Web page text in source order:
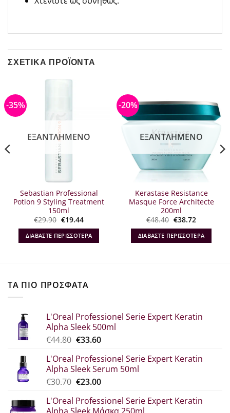
ΣΧΕΤΙΚΆ ΠΡΟΪΌΝΤΑ
-35%
ΕΞΑΝΤΛΗΜΈΝΟ
Sebastian Professional
Potion 9 Styling Treatment
150ml
€29.90 Original
price
was:
€29.90.
€19.44Η
τρέχουσα
τιμή
είναι:
€19.44.
ΔΙΑΒΆΣΤΕ ΠΕΡΙΣΣΌΤΕΡΑ
-20%
ΕΞΑΝΤΛΗΜΈΝΟ
Kerastase Resistance
Masque Force Architecte
200ml
€48.40 Original
price
was:
€48.40.
€38.72Η
τρέχουσα
τιμή
είναι:
€38.72.
ΔΙΑΒΆΣΤΕ ΠΕΡΙΣΣΌΤΕΡΑ
ΤΑ ΠΙΟ ΠΡΟΣΦΑΤΑ
L'Oreal Professionel Serie Expert Keratin
Alpha Sleek 500ml
€44.80 Original
was:
€44.80.
€33.60Η
τιμή
είναι:
€33.60.
L'Oreal Professionel Serie Expert Keratin
Alpha Sleek Serum 50ml
€30.70 Original
was:
€23.00Η
τιμή
L'Oreal Professionel Serie Expert Keratin